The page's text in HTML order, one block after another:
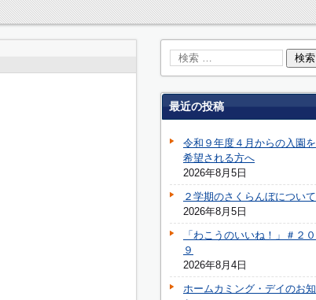
最近の投稿
令和９年度４月からの入園を
希望される方へ
2026年8月5日
２学期のさくらんぼについて
2026年8月5日
「わこうのいいね！」＃２０
９
2026年8月4日
ホームカミング・デイのお知